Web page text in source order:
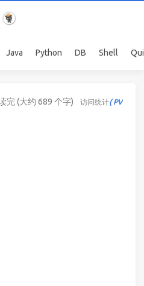
Java Python DB Shell
完 (大约 689 个字) 访问统计( PV : 108